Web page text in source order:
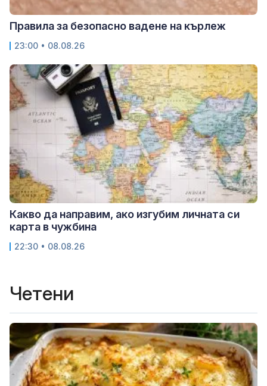
Правила за безопасно вадене на кърлеж
23:00 • 08.08.26
Какво да направим, ако изгубим личната си
карта в чужбина
22:30 • 08.08.26
Четени